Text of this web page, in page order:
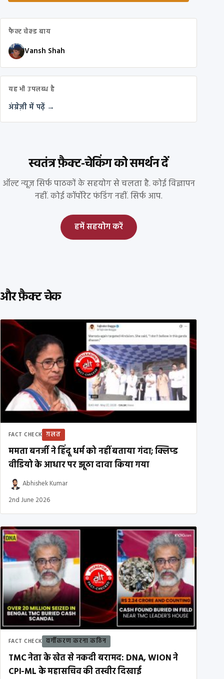
फैक्ट चेक्ड बाय
Vansh Shah
यह भी उपलब्ध है
अंग्रेज़ी में पढ़ें →
स्वतंत्र फ़ैक्ट-चेकिंग को समर्थन दें
ऑल्ट न्यूज़ सिर्फ पाठकों के सहयोग से चलता है. कोई विज्ञापन
नहीं. कोई कॉर्पोरेट फंडिंग नहीं. सिर्फ आप.
हमें सहयोग करें
और फ़ैक्ट चेक
FACT CHECK ग़लत
ममता बनर्जी ने हिंदू धर्म को नहीं बताया गंदा; क्लिप्ड
वीडियो के आधार पर झूठा दावा किया गया
Abhishek Kumar
2nd June 2026
FACT CHECK वर्गीकरण करना कठिन
TMC नेता के खेत से नकदी बरामद: DNA, WION ने
CPI-ML के महासचिव की तस्वीर दिखाई